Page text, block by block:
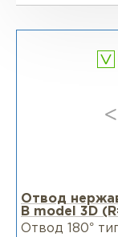
Отвод
B model 3D
Отвод 180°